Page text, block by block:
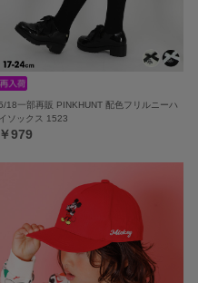
18一部再販 PINKHUNT 配色フリルニーハ
イソックス 1523
￥979